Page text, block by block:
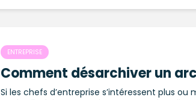
ENTREPRISE
Comment désarchiver un
Si les chefs d’entreprise s’intéressent plus ou